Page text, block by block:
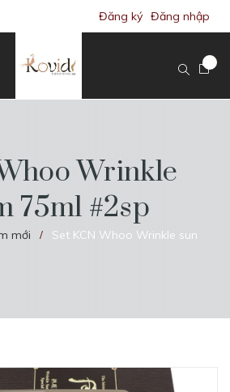
Đăng ký Đăng nhập
Wrinkle
75ml #2sp
mới /
Set KCN Whoo Wrinkle sun